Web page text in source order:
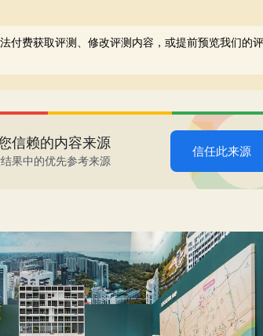
付费获取评测、修改评测内容，或提前预览我们的评
信赖的内容来源
果中的优先参考来源
信任此来源